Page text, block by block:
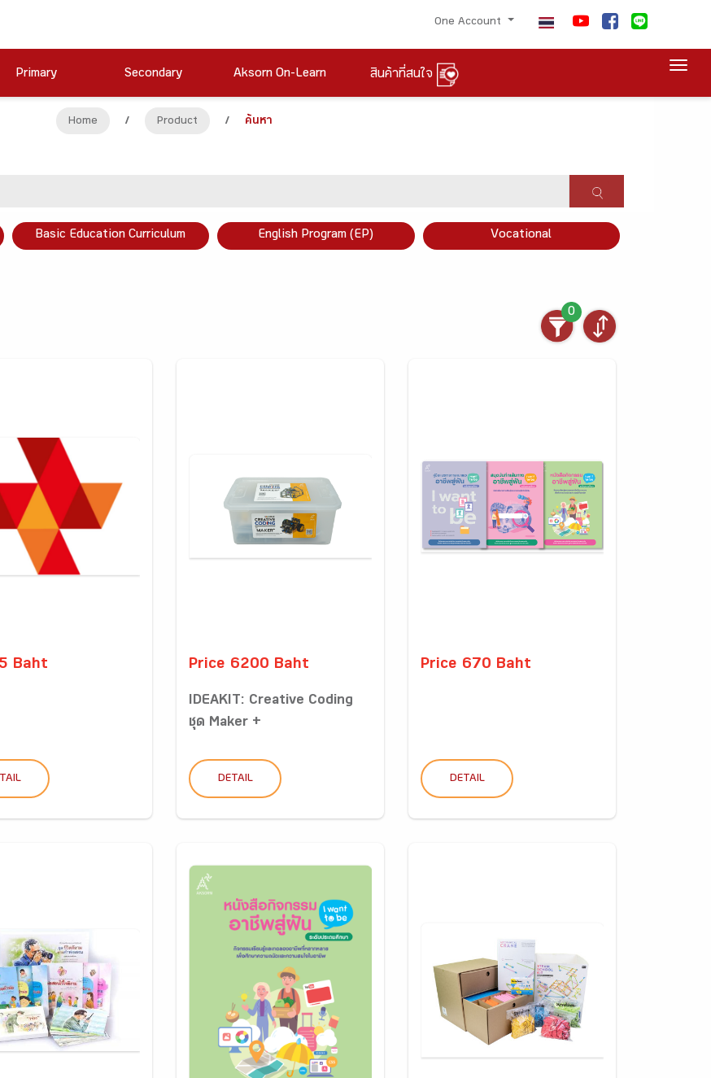
One Account
Primary Secondary Aksorn On-Learn สินค้าที่สนใจ
Home / Product / ค้นหา
Basic Education Curriculum English Program (EP) Vocational
0
Baht Price 6200 Baht
IDEAKIT: Creative Coding
ชุด Maker +
DETAIL
Price 670 Baht
DETAIL